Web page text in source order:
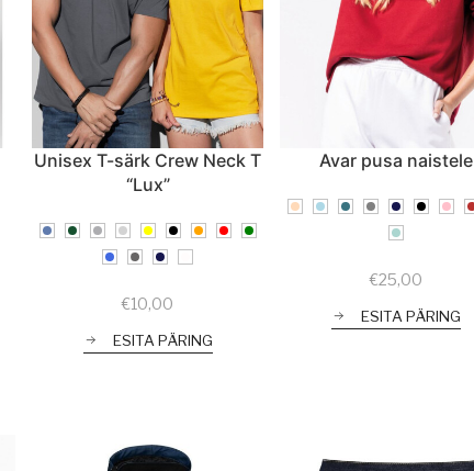
Unisex T-särk Crew Neck T
“Lux”
€10,00
ESITA PÄRING
Avar pusa naistele
€25,00
ESITA PÄRING